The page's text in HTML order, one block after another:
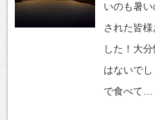
いのも暑
された皆
した！大
はないで
で食べて…